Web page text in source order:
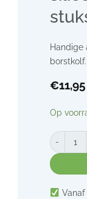
Handige
borstkolf.
€11,95
Op
Haakaa